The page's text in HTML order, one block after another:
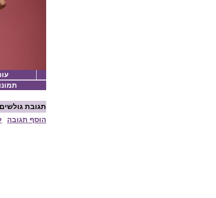
תגובת גולשים
הוסף תגובה